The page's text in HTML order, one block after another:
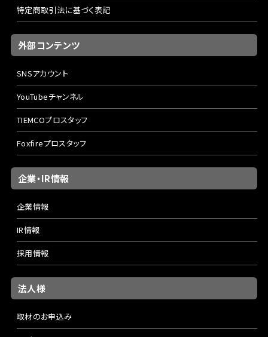
特定商取引法に基づく表記
外部コンテンツ
SNSアカウント
YouTubeチャンネル
TIEMCOプロスタッフ
Foxfireプロスタッフ
企業・IR情報
企業情報
IR情報
採用情報
法人様
取材のお申込み